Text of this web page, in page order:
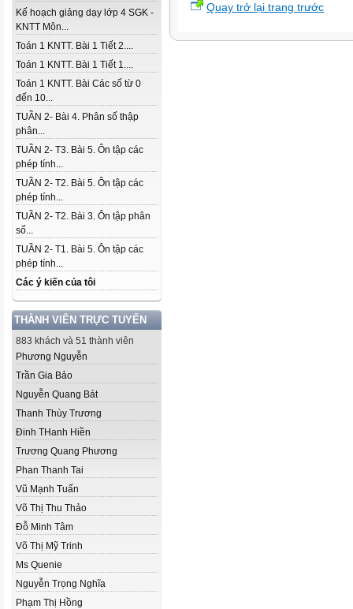
Kế hoạch giảng dạy lớp 4 SGK -
KNTT Môn...
Toán 1 KNTT. Bài 1 Tiết 2....
Toán 1 KNTT. Bài 1 Tiết 1....
Toán 1 KNTT. Bài Các số từ 0
đến 10...
TUẦN 2- Bài 4. Phân số thập
phân...
TUẦN 2- T3. Bài 5. Ôn tập các
phép tính...
TUẦN 2- T2. Bài 5. Ôn tập các
phép tính...
TUẦN 2- T2. Bài 3. Ôn tập phân
số...
TUẦN 2- T1. Bài 5. Ôn tập các
phép tính...
Các ý kiến của tôi
THÀNH VIÊN TRỰC TUYẾN
883 khách và 51 thành viên
Phương Nguyễn
Trần Gia Bảo
Nguyễn Quang Bát
Thanh Thùy Trương
Đinh THanh Hiền
Trương Quang Phương
Phan Thanh Tai
Vũ Mạnh Tuấn
Võ Thị Thu Thảo
Đỗ Minh Tâm
Võ Thị Mỹ Trinh
Ms Quenie
Nguyễn Trọng Nghĩa
Phạm Thị Hồng
Quay trở lại trang trước